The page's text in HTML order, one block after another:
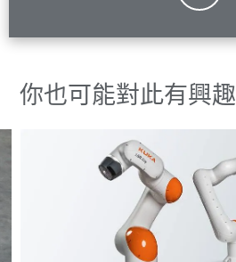
你也可能對此有興趣